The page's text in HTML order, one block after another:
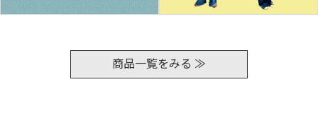
商品一覧をみる ≫